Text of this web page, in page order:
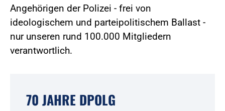
Angehörigen der Polizei - frei von
ideologischem und parteipolitischem Ballast -
nur unseren rund 100.000 Mitgliedern
verantwortlich.
70 JAHRE DPOLG